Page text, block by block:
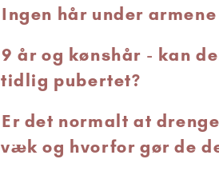
Ingen hår under
9 år og kønshår - kan
tidlig pubertet?
Er det normalt at
væk og hvorfor gør de